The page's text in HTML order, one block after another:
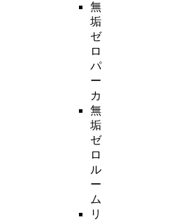
無
垢
ゼ
ロ
パ
ー
カ
無
垢
ゼ
ロ
ル
ー
ム
リ